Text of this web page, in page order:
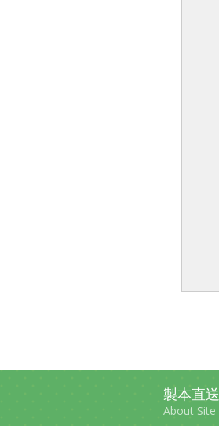
製本直送
About Site